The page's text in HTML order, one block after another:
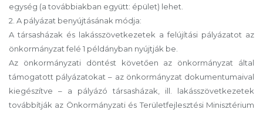
egység (a továbbiakban együtt: épület) lehet.
2. A pályázat benyújtásának módja:
A társasházak és lakásszövetkezetek a felújítási pályázatot az
önkormányzat felé 1 példányban nyújtják be.
Az önkormányzati döntést követően az önkormányzat által
támogatott pályázatokat – az önkormányzat dokumentumaival
kiegészítve – a pályázó társasházak, ill. lakásszövetkezetek
továbbítják az Önkormányzati és Területfejlesztési Minisztérium